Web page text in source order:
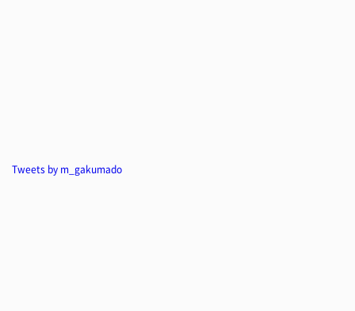
Tweets by m_gakumado